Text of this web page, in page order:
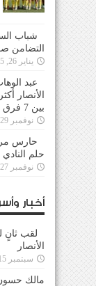
شباب
التضامن
يناير 26, 2025
عبد
الأنصار
بين 7 فرق
نوفمبر 29, 2020
حارس
حلم
نوفمبر 27, 2020
أخبار
لقب ثانٍ
الأنصار
سبتمبر 15, 2024
مالك